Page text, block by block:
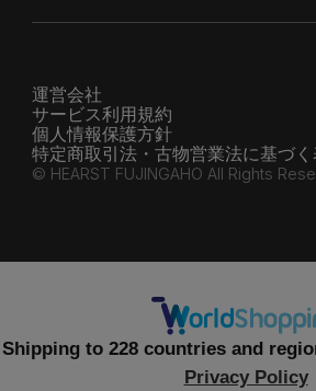
運営会社
サービス利用規約
個人情報保護方針
特定商取引法・古物営業法に基づ
© HEARST FUJINGAHO All Rights
Shipping to 228 countries and
Privacy Policy